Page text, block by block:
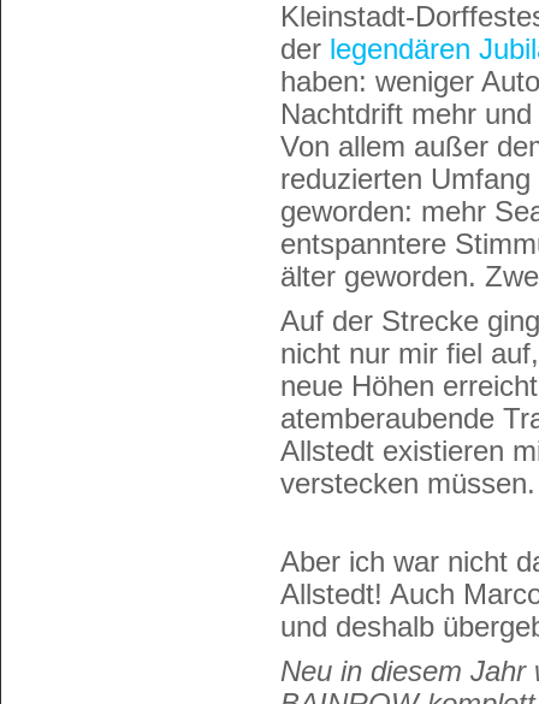
Kleinstadt-
der legendären
haben: weniger
Nachtdrift mehr
Von allem außer
reduzierten
geworden: mehr
entspanntere
älter geworden.
Auf der Strecke
nicht nur mir fiel
neue Höhen
atemberaubende
Allstedt existieren
verstecken müssen.
Aber ich war nicht
Allstedt! Auch
und deshalb
Neu in diesem Jahr